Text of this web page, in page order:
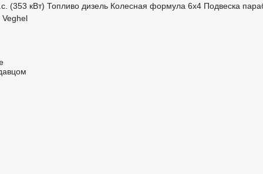
(353 кВт) Топливо дизель Колесная формула 6x4 Подвеска